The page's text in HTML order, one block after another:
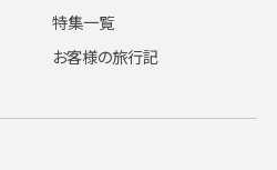
特集一覧
お客様の旅行記